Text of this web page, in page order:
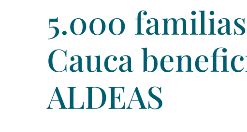
5.000
Cauca
ALDEAS